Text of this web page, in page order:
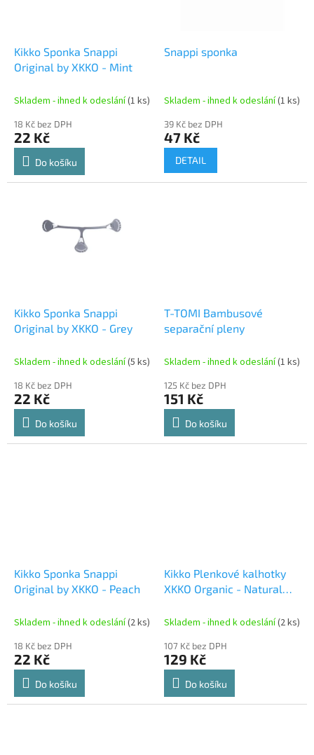
Kikko Sponka Snappi
Original by XKKO - Mint
Skladem - ihned k odeslání(1 ks)
18 Kč bez DPH
22 Kč
Do košíku
Snappi sponka
Skladem - ihned k odeslání(1 ks)
39 Kč bez DPH
47 Kč
DETAIL
Kikko Sponka Snappi
Original by XKKO - Grey
Skladem - ihned k odeslání(5 ks)
18 Kč bez DPH
22 Kč
Do košíku
T-TOMI Bambusové
separační pleny
Skladem - ihned k odeslání(1 ks)
125 Kč bez DPH
151 Kč
Do košíku
Kikko Sponka Snappi
Original by XKKO - Peach
Skladem - ihned k odeslání(2 ks)
18 Kč bez DPH
22 Kč
Do košíku
Kikko Plenkové kalhotky
XKKO Organic - Natural
Skladem - ihned k odeslání(2 ks)
107 Kč bez DPH
129 Kč
Do košíku